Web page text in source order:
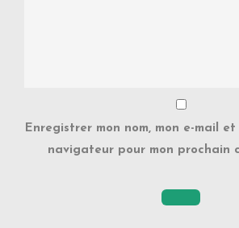
Enregistrer mon nom, mon e-mail
navigateur pour mon prochain